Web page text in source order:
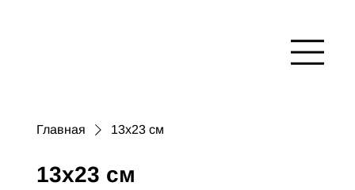
Главная 13x23 см
13x23 см